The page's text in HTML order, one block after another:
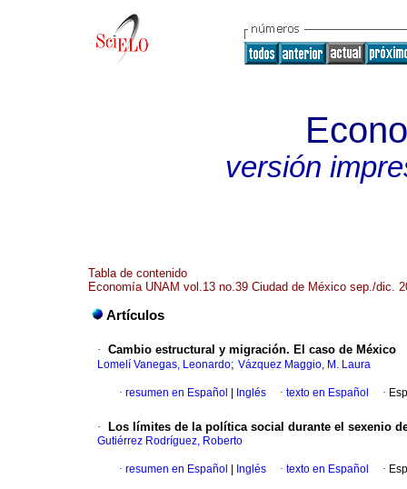
versión
Tabla de contenido
Economía UNAM vol.13 no.39 Ciudad de México sep./dic.
Artículos
· Cambio estructural y migración. El caso de México
Lomelí Vanegas, Leonardo; Vázquez Maggio, M. Laura
· resumen en Español Inglés · texto en Español ·
· Los límites de la política social durante el sexenio
Gutiérrez Rodríguez, Roberto
· resumen en Español Inglés · texto en Español ·